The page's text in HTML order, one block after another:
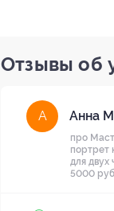
Отзывы об
А Анна
про
портрет
для двух
5000